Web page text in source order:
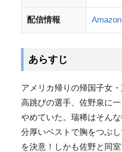
配信情報
あらすじ
アメリカ帰りの帰国子女
高跳びの選手、佐野泉に
めていた。瑞稀はそんな
分厚いベストで胸をつぶ
を決意！しかも佐野と同